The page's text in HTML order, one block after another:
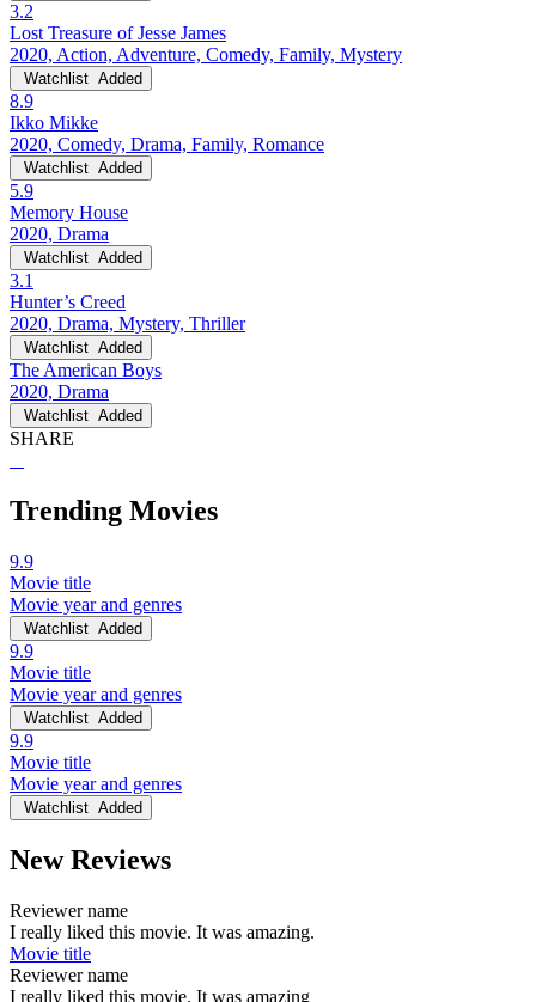
3.2
Lost Treasure of Jesse James
2020, Action, Adventure, Comedy, Family, Mystery
Watchlist Added
8.9
Ikko Mikke
2020, Comedy, Drama, Family, Romance
Watchlist Added
5.9
Memory House
2020, Drama
Watchlist Added
3.1
Hunter’s Creed
2020, Drama, Mystery, Thriller
Watchlist Added
The American Boys
2020, Drama
Watchlist Added
SHARE
Trending Movies
9.9
Movie title
Movie year and genres
Watchlist Added
9.9
Movie title
Movie year and genres
Watchlist Added
9.9
Movie title
Movie year and genres
Watchlist Added
New Reviews
Reviewer name
I really liked this movie. It was amazing.
Movie title
Reviewer name
I really liked this movie. It was amazing